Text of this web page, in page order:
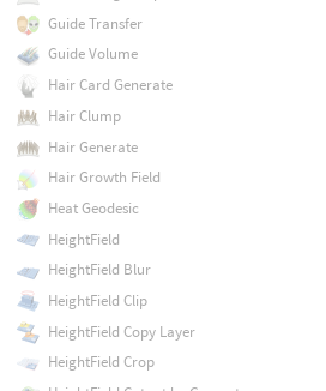
Guide Transfer
Guide Volume
Hair Card Generate
Hair Clump
Hair Generate
Hair Growth Field
Heat Geodesic
HeightField
HeightField Blur
HeightField Clip
HeightField Copy Layer
HeightField Crop